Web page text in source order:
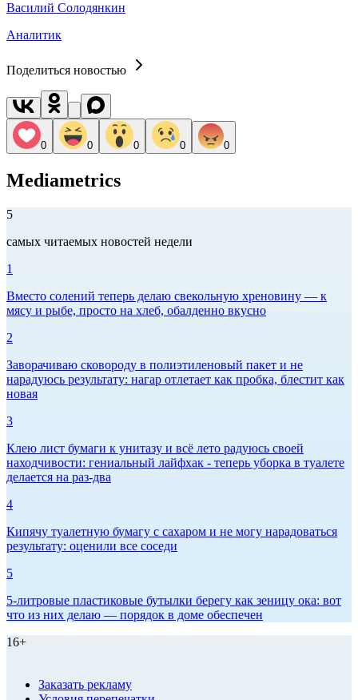
Василий Солодянкин
Аналитик
Поделиться новостью
0 0 0 0 0
Mediametrics
5
самых читаемых новостей недели
1
Вместо солений теперь делаю свекольную хреновину — к
мясу и рыбе, просто на хлеб, обалденно вкусно
2
Заворачиваю сковороду в полиэтиленовый пакет и не
нарадуюсь результату: нагар отлетает как пробка, блестит как
новая
3
Клею лист бумаги к унитазу и всё лето радуюсь своей
находчивости: гениальный лайфхак - теперь уборка в туалете
делается на раз-два
4
Кипячу туалетную бумагу с сахаром и не могу нарадоваться
результату: оценили все соседи
5
5-литровые пластиковые бутылки берегу как зеницу ока: вот
что из них делаю — порядок в доме обеспечен
16+
Заказать рекламу